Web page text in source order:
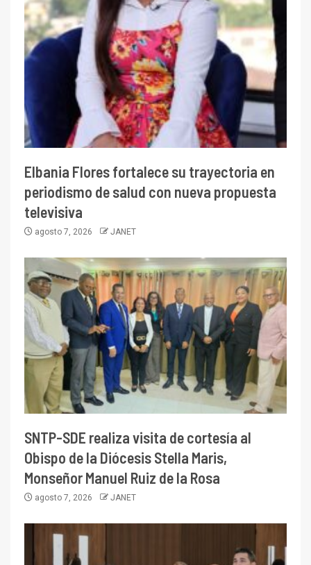
Elbania Flores fortalece su trayectoria en
periodismo de salud con nueva propuesta
televisiva
agosto 7, 2026 JANET
SNTP-SDE realiza visita de cortesía al
Obispo de la Diócesis Stella Maris,
Monseñor Manuel Ruiz de la Rosa
agosto 7, 2026 JANET